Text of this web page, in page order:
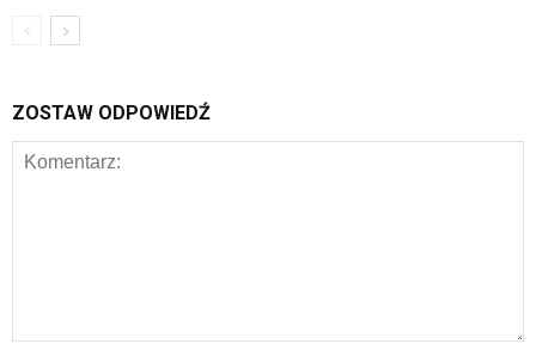
ZOSTAW ODPOWIEDŹ